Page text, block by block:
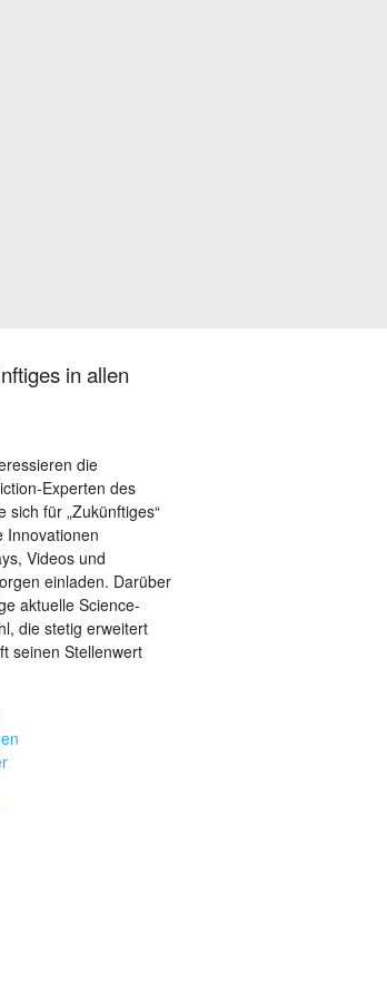
in allen
die
Experten des
für „Zukünftiges“
Innovationen
Videos und
einladen. Darüber
aktuelle Science-
die stetig erweitert
seinen Stellenwert